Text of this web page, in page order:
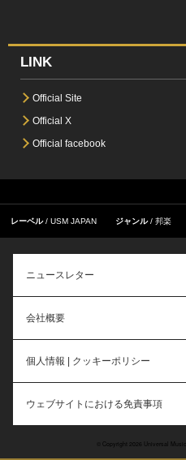
LINK
Official Site
Official X
Official facebook
レーベル USM JAPAN ジャンル 邦楽
ニュースレター
会社概要
個人情報 | クッキーポリシー
ウェブサイトにおける免責事項
© Copyright 2026 Universal